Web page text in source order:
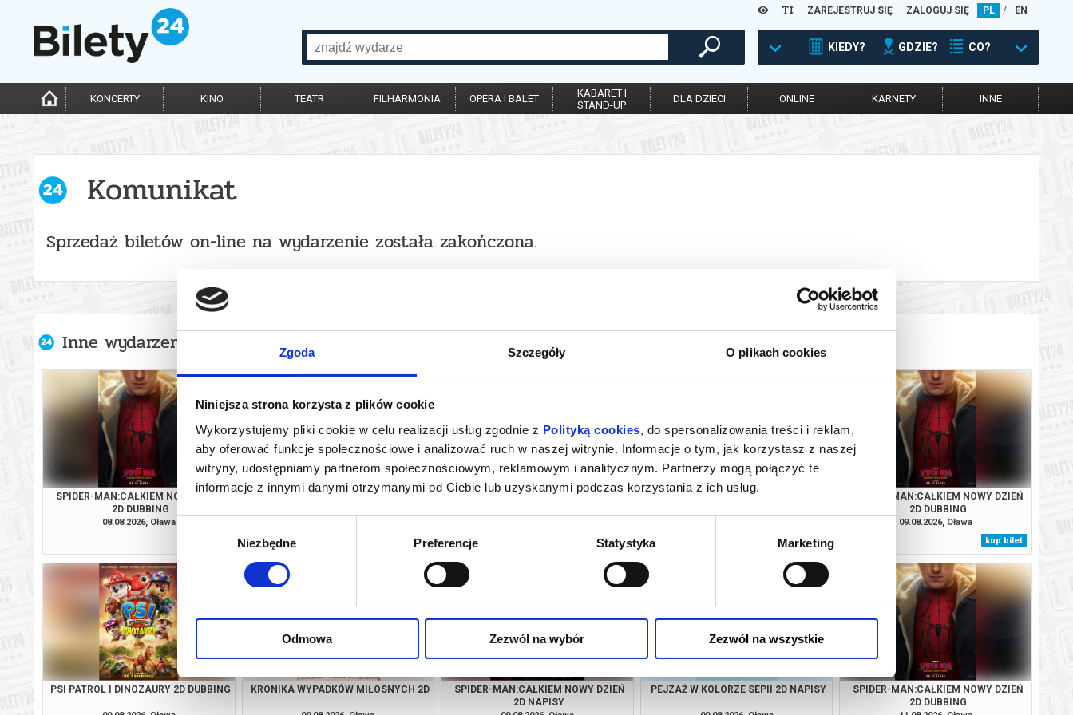
Zgoda Szczegóły O plikach cookies
Niniejsza strona korzysta z plików cookie
Wykorzystujemy pliki cookie w celu realizacji usług zgodnie z Polityką cookies, do spersonalizowania treści i reklam,
aby oferować funkcje społecznościowe i analizować ruch w naszej witrynie. Informacje o tym, jak korzystasz z naszej
witryny, udostępniamy partnerom społecznościowym, reklamowym i analitycznym. Partnerzy mogą połączyć te
informacje z innymi danymi otrzymanymi od Ciebie lub uzyskanymi podczas korzystania z ich usług.
Niezbędne Preferencje Statystyka Marketing
Odmowa Zezwól na wybór Zezwól na wszystkie
ZAREJESTRUJ SIĘ ZALOGUJ SIĘ PL / EN
KIEDY? GDZIE? CO?
KONCERTY KINO TEATR FILHARMONIA OPERA I BALET
KABARET I
STAND-UP
DLA DZIECI ONLINE KARNETY INNE
Komunikat
Sprzedaż biletów on-line na wydarzenie została zakończona.
Inne wydarzenia organizatora
SPIDER-MAN:CAŁKIEM NOWY DZIEŃ
2D DUBBING
08.08.2026, Oława
PSI PATROL I DINOZAURY 2D DUBBING
kup bilet
SPIDER-MAN:CAŁKIEM NOWY DZIEŃ
kup bilet
PEJZAŻ W KOLORZE SEPII 2D NAPISY
kup bilet
SPIDER-MAN:CAŁKIEM NOWY DZIEŃ
2D DUBBING
09.08.2026, Oława
kup bilet
PSI PATROL I DINOZAURY 2D DUBBING KRONIKA WYPADKÓW MIŁOSNYCH 2D
SPIDER-MAN:CAŁKIEM NOWY DZIEŃ
2D NAPISY
PEJZAŻ W KOLORZE SEPII 2D NAPISY
SPIDER-MAN:CAŁKIEM NOWY DZIEŃ
2D DUBBING